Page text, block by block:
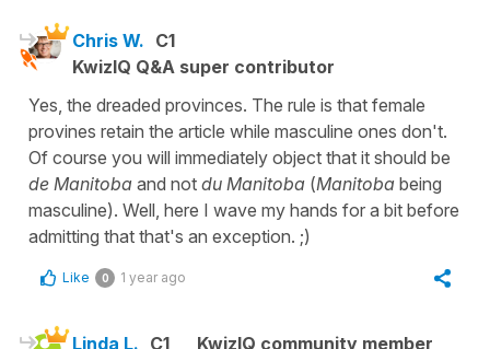
Chris W. C1
KwizIQ Q&A super contributor
Yes, the dreaded provinces. The rule is that female
provines retain the article while masculine ones don't.
Of course you will immediately object that it should be
de Manitoba and not du Manitoba (Manitoba being
masculine). Well, here I wave my hands for a bit before
admitting that that's an exception. ;)
Like 0 1 year ago
Linda L. C1
KwizIQ community member